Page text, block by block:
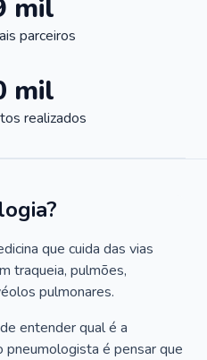
mil
parceiros
mil
realizados
que cuida das vias
traqueia, pulmões,
pulmonares.
entender qual é a
pneumologista é pensar que